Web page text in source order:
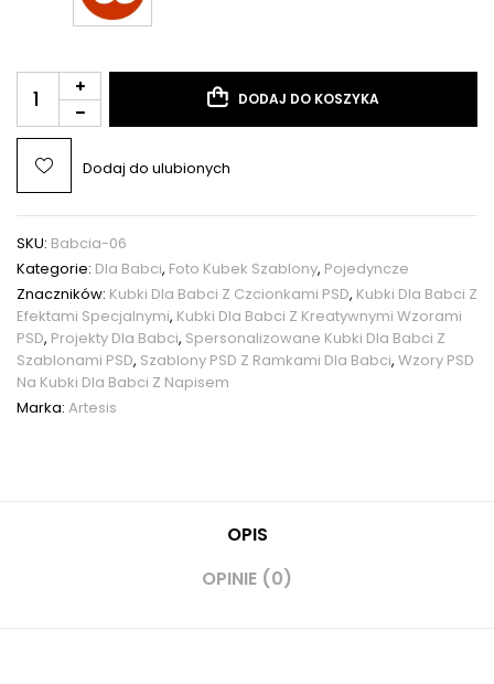
DODAJ DO KOSZYKA
Dodaj do ulubionych
SKU: Babcia-06
Kategorie: Dla Babci, Foto Kubek Szablony, Pojedyncze
Znaczników: Kubki Dla Babci Z Czcionkami PSD, Kubki Dla Babci Z
Efektami Specjalnymi, Kubki Dla Babci Z Kreatywnymi Wzorami
PSD, Projekty Dla Babci, Spersonalizowane Kubki Dla Babci Z
Szablonami PSD, Szablony PSD Z Ramkami Dla Babci, Wzory PSD
Na Kubki Dla Babci Z Napisem
Marka: Artesis
OPIS
OPINIE (0)